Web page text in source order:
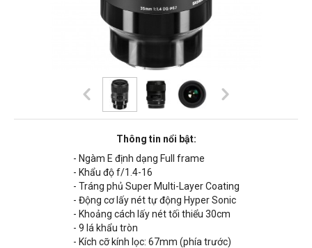
Thông tin nổi bật:
- Ngàm E định dạng Full frame
- Khẩu độ f/1.4-16
- Tráng phủ Super Multi-Layer Coating
- Động cơ lấy nét tự động Hyper Sonic
- Khoảng cách lấy nét tối thiểu 30cm
- 9 lá khẩu tròn
- Kích cỡ kính lọc: 67mm (phía trước)